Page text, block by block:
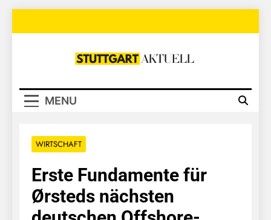
Stuttgart
MENU
WIRTSCHAFT
Erste Fundamente für
Ørsteds nächsten